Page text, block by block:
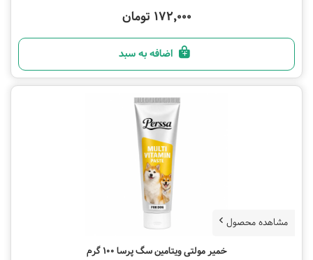
172,000 تومان
اضافه به سبد
مشاهده محصول
خمیر مولتی ویتامین سگ پرسا 100 گرم